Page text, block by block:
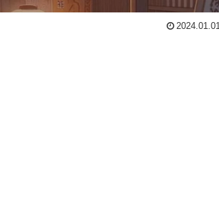
2024.01.01